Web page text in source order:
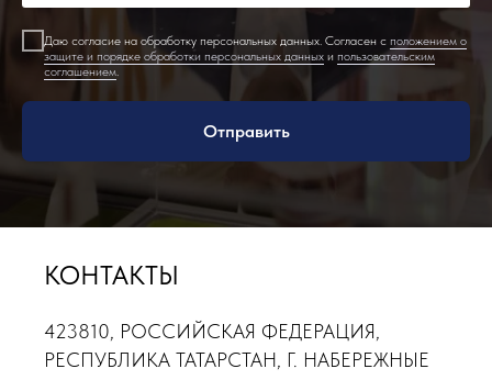
Даю согласие на обработку персональных данных. Согласен с положением о
защите и порядке обработки персональных данных и пользовательским
соглашением
Отправить
КОНТАКТЫ
423810, РОССИЙСКАЯ ФЕДЕРАЦИЯ,
РЕСПУБЛИКА ТАТАРСТАН, Г. НАБЕРЕЖНЫЕ